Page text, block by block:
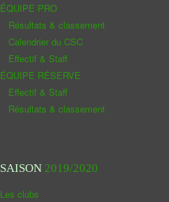
ÉQUIPE PRO
Résultats & classement
Calendrier du CSC
Effectif & Staff
ÉQUIPE RÉSERVE
Effectif & Staff
Résultats & classement
SAISON 2019/2020
Les clubs